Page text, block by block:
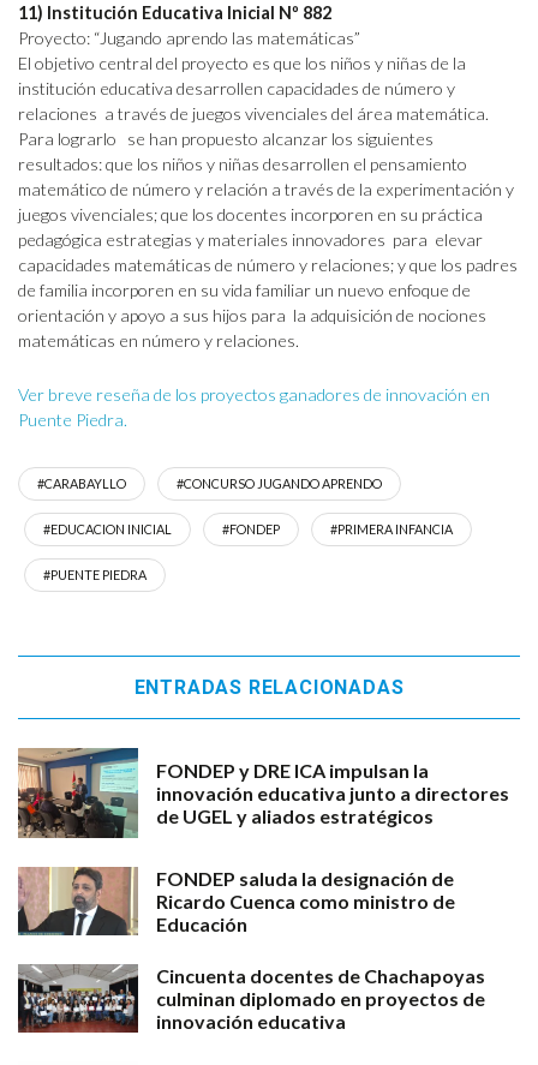
11) Institución Educativa Inicial Nº 882
Proyecto: “Jugando aprendo las matemáticas”
El objetivo central del proyecto es que los niños y niñas de la
institución educativa desarrollen capacidades de número y
relaciones a través de juegos vivenciales del área matemática.
Para lograrlo se han propuesto alcanzar los siguientes
resultados: que los niños y niñas desarrollen el pensamiento
matemático de número y relación a través de la experimentación y
juegos vivenciales; que los docentes incorporen en su práctica
pedagógica estrategias y materiales innovadores para elevar
capacidades matemáticas de número y relaciones; y que los padres
de familia incorporen en su vida familiar un nuevo enfoque de
orientación y apoyo a sus hijos para la adquisición de nociones
matemáticas en número y relaciones.
Ver breve reseña de los proyectos ganadores de innovación en
Puente Piedra.
#CARABAYLLO #CONCURSO JUGANDO APRENDO
#EDUCACION INICIAL #FONDEP #PRIMERA INFANCIA
#PUENTE PIEDRA
ENTRADAS RELACIONADAS
FONDEP y DRE ICA impulsan la
innovación educativa junto a directores
de UGEL y aliados estratégicos
FONDEP saluda la designación de
Ricardo Cuenca como ministro de
Educación
Cincuenta docentes de Chachapoyas
culminan diplomado en proyectos de
innovación educativa